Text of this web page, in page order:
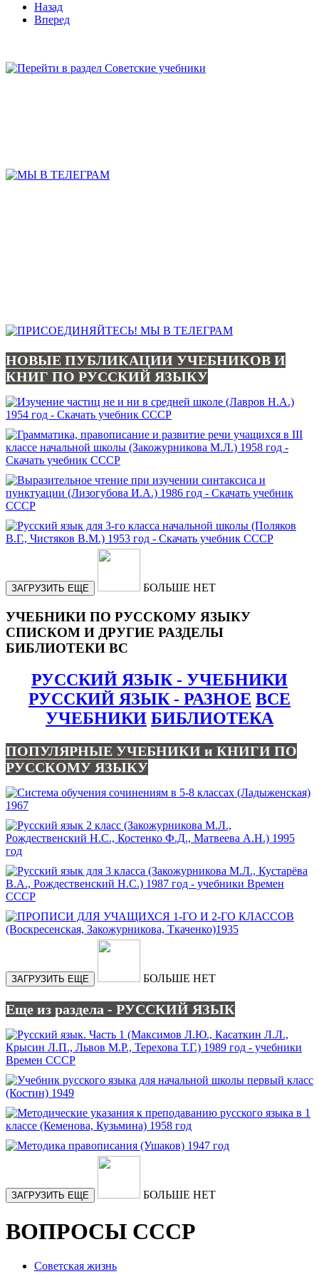
Назад
Вперед
НОВЫЕ ПУБЛИКАЦИИ УЧЕБНИКОВ И
КНИГ ПО РУССКИЙ ЯЗЫКУ
ЗАГРУЗИТЬ ЕЩЕ БОЛЬШЕ НЕТ
УЧЕБНИКИ ПО РУССКОМУ ЯЗЫКУ
СПИСКОМ И ДРУГИЕ РАЗДЕЛЫ
БИБЛИОТЕКИ ВС
РУССКИЙ ЯЗЫК - УЧЕБНИКИ
РУССКИЙ ЯЗЫК - РАЗНОЕ ВСЕ
УЧЕБНИКИ БИБЛИОТЕКА
ПОПУЛЯРНЫЕ УЧЕБНИКИ и КНИГИ ПО
РУССКОМУ ЯЗЫКУ
ЗАГРУЗИТЬ ЕЩЕ БОЛЬШЕ НЕТ
Еще из раздела - РУССКИЙ ЯЗЫК
ЗАГРУЗИТЬ ЕЩЕ БОЛЬШЕ НЕТ
ВОПРОСЫ СССР
Советская жизнь